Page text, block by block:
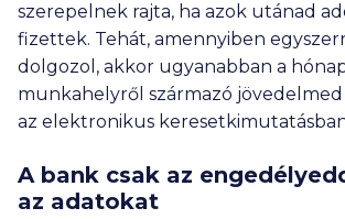
szerepelnek rajta, ha azok utánad
fizettek. Tehát, amennyiben
dolgozol, akkor ugyanabban a
munkahelyről származó
az elektronikus
A bank csak az
az adatokat